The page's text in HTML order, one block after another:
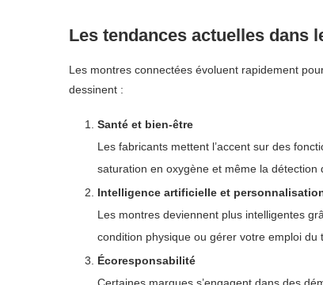
Les tendances actuelles dans
Les montres connectées évoluent rapidement
dessinent :
Santé et bien-être
Les fabricants mettent l’accent sur des
saturation en oxygène et même la détection
Intelligence artificielle et
Les montres deviennent plus intelligentes
condition physique ou gérer votre emploi du
Écoresponsabilité
Certaines marques s’engagent dans des